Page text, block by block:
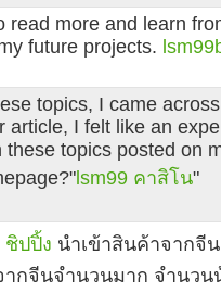
read more and learn
future projects.
topics, I came
article, I felt like an
topics posted on
lsm99 คาสิโน"
ชิปปิ้ง นำเข้าสินค้าจากจี
ากจีนจำนวนมาก จำนว